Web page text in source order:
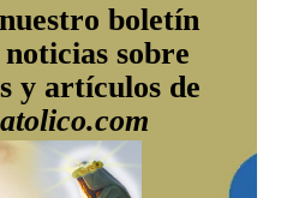
boletín
sobre
y artículos de